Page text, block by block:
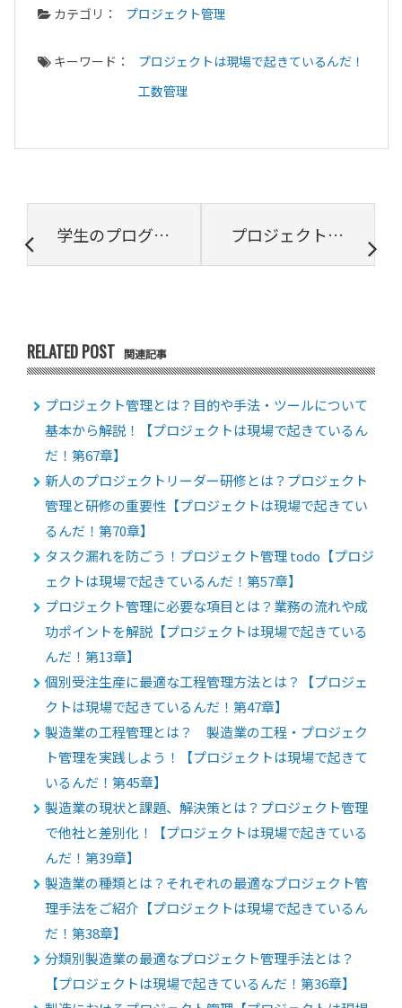
カテゴリ： プロジェクト管理
キーワード：
プロジェクトは現場で起きているんだ！
工数管理
学生のプログラミング教育「やる気を出させるための3つのヒント」 プロジェクト管理ツールに必要とされるAI（人工知能）とは？【プロジェクトは現場で起きているんだ！第55章】
RELATED POST 関連記事
プロジェクト管理とは？目的や手法・ツールについて
基本から解説！【プロジェクトは現場で起きているん
だ！第67章】
新人のプロジェクトリーダー研修とは？プロジェクト
管理と研修の重要性【プロジェクトは現場で起きてい
るんだ！第70章】
タスク漏れを防ごう！プロジェクト管理 todo【プロジ
ェクトは現場で起きているんだ！第57章】
プロジェクト管理に必要な項目とは？業務の流れや成
功ポイントを解説【プロジェクトは現場で起きている
んだ！第13章】
個別受注生産に最適な工程管理方法とは？【プロジェ
クトは現場で起きているんだ！第47章】
製造業の工程管理とは？ 製造業の工程・プロジェク
ト管理を実践しよう！【プロジェクトは現場で起きて
いるんだ！第45章】
製造業の現状と課題、解決策とは？プロジェクト管理
で他社と差別化！【プロジェクトは現場で起きている
んだ！第39章】
製造業の種類とは？それぞれの最適なプロジェクト管
理手法をご紹介【プロジェクトは現場で起きているん
だ！第38章】
分類別製造業の最適なプロジェクト管理手法とは？
【プロジェクトは現場で起きているんだ！第36章】